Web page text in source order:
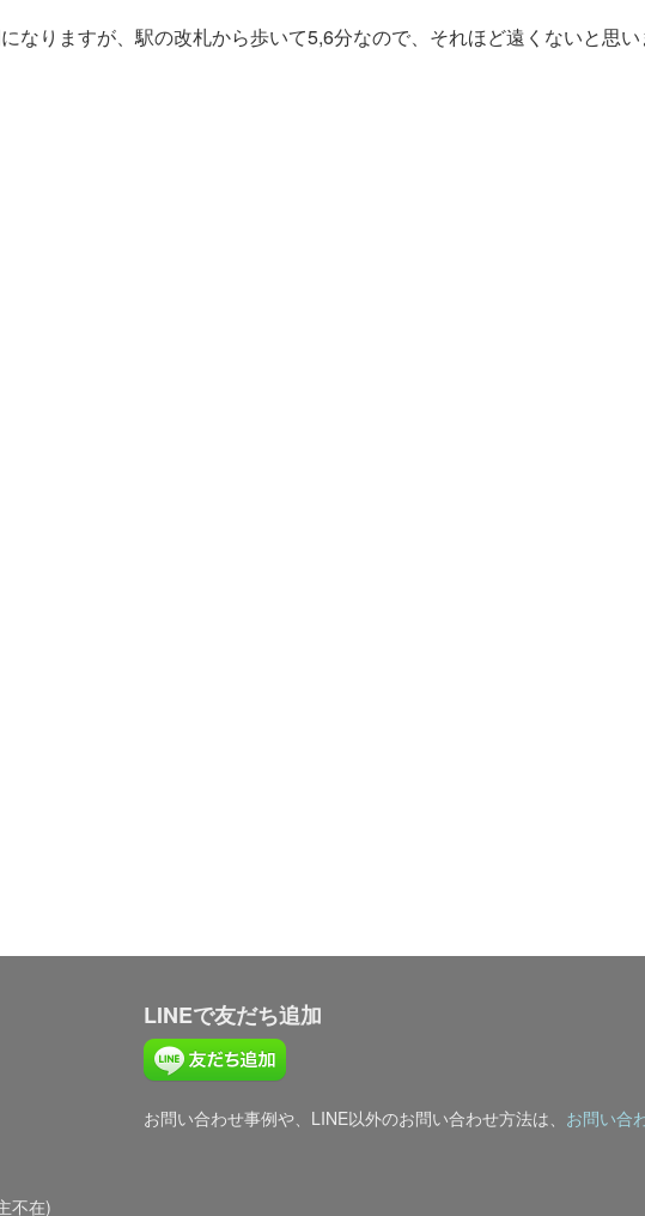
なりますが、駅の改札から歩いて5,6分なので、それほど遠くないと思
不在)
LINEで友だち追加
お問い合わせ事例や、LINE以外のお問い合わせ方法は、 お問い合